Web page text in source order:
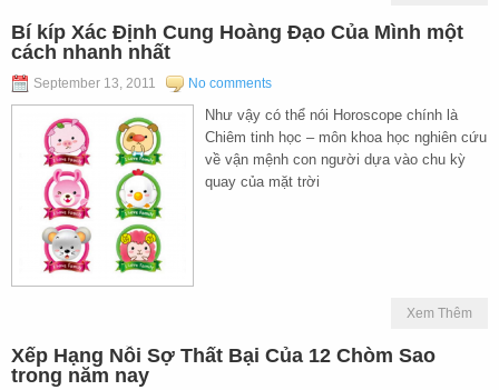
Bí kíp Xác Định Cung Hoàng Đạo Của Mình một
cách nhanh nhất
September 13, 2011 No comments
Như vậy có thể nói Horoscope chính là
Chiêm tinh học – môn khoa học nghiên cứu
về vận mệnh con người dựa vào chu kỳ
quay của mặt trời
Xem Thêm
Xếp Hạng Nỗi Sợ Thất Bại Của 12 Chòm Sao
trong năm nay